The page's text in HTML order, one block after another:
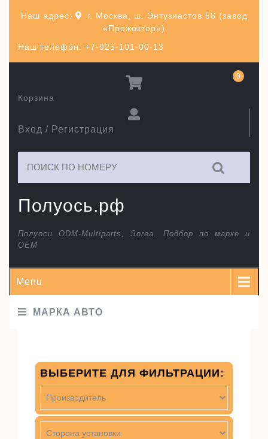
Наш телефон: +7-925-101-00-13
Наш адрес:
г. Москва, ш. Энтузиастов 56 (завод
«Прожектор»)
Полуось.рф
Полуоси ODM-Multiparts, Sorea. Подбор по марке и
ОЕМ
Вход / Регистрация
Корзина
0
Menu
МАРКА АВТО
ВЫБЕРИТЕ ДЛЯ ФИЛЬТРАЦИИ: